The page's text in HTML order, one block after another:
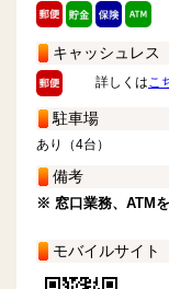
キャッシュレス
詳しくはこ
駐車場
あり（4台）
備考
※ 窓口業務、ATM
モバイルサイト